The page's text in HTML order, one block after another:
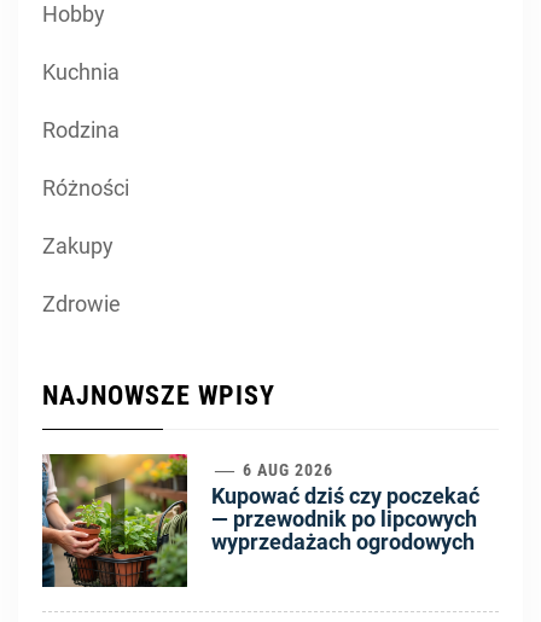
Hobby
Kuchnia
Rodzina
Różności
Zakupy
Zdrowie
NAJNOWSZE WPISY
1 6 AUG 2026
Kupować dziś czy poczekać
— przewodnik po lipcowych
wyprzedażach ogrodowych